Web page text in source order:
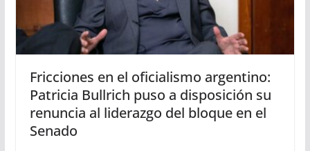
Fricciones en el oficialismo argentino:
Patricia Bullrich puso a disposición su
renuncia al liderazgo del bloque en el
Senado